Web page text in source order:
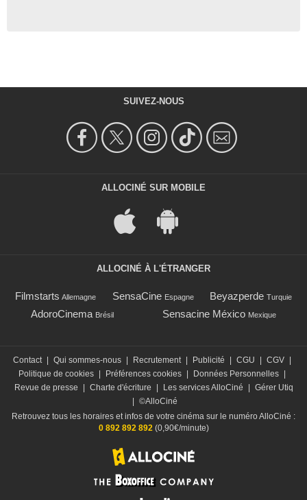
SUIVEZ-NOUS
ALLOCINÉ SUR MOBILE
ALLOCINÉ À L'ÉTRANGER
Filmstarts Allemagne SensaCine Espagne Beyazperde Turquie
AdoroCinema Brésil Sensacine México Mexique
Contact | Qui sommes-nous | Recrutement | Publicité | CGU | CGV |
Politique de cookies | Préférences cookies | Données Personnelles |
Revue de presse
| Charte d'écriture | Les services AlloCiné | Gérer Utiq
| ©AlloCiné
Retrouvez tous les horaires et infos de votre cinéma sur le numéro AlloCiné :
0 892 892 892(0,90€/minute)